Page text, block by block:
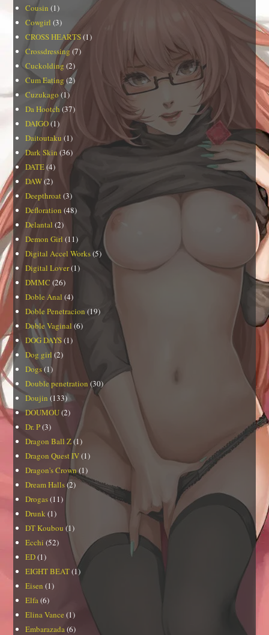
Cousin (1)
Cowgirl (3)
CROSS HEARTS(1)
Crossdressing (7)
Cuckolding (2)
Cum Eating (2)
Cuzukago (1)
Da Hootch (37)
DAIGO(1)
Daitoutaku (1)
Dark Skin (36)
DATE(4)
DAW(2)
Deepthroat(3)
Defloration (48)
Delantal (2)
Demon Girl (11)
Digital Accel Works(5)
Digital Lover(1)
DMMC (26)
Doble Anal (4)
Doble Penetracion (19)
Doble Vaginal (6)
DOG DAYS(1)
Dog girl (2)
Dogs(1)
Double penetration (30)
Doujin (133)
DOUMOU(2)
Dr. P(3)
Dragon Ball Z(1)
Dragon Quest IV(1)
Dragon's Crown(1)
Dream Halls(2)
Drogas(11)
Drunk (1)
DT Koubou (1)
Ecchi (52)
ED(1)
EIGHT BEAT(1)
Eisen (1)
Elfa(6)
Elina Vance (1)
Embarazada(6)